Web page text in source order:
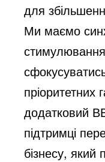
для
Ми маємо
пріоритетних
додатковий
підтримці
бізнесу,